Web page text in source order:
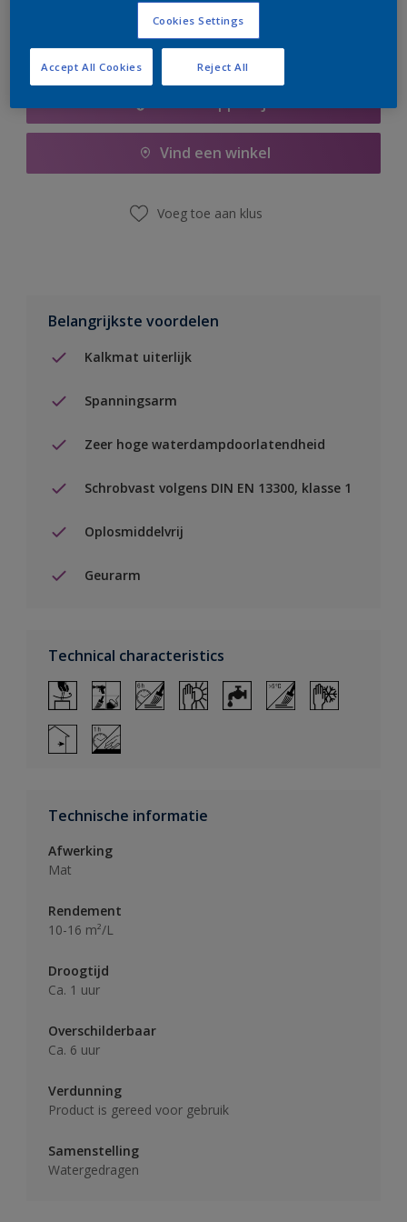
Vind een winkel
Voeg toe aan klus
Belangrijkste voordelen
Kalkmat uiterlijk
Spanningsarm
Zeer hoge waterdampdoorlatendheid
Schrobvast volgens DIN EN 13300, klasse 1
Oplosmiddelvrij
Geurarm
Technical characteristics
Technische informatie
Afwerking
Mat
Rendement
10-16 m²/L
Droogtijd
Ca. 1 uur
Overschilderbaar
Ca. 6 uur
Verdunning
Product is gereed voor gebruik
Samenstelling
Watergedragen
Cookies Settings
Reject All
Accept All Cookies